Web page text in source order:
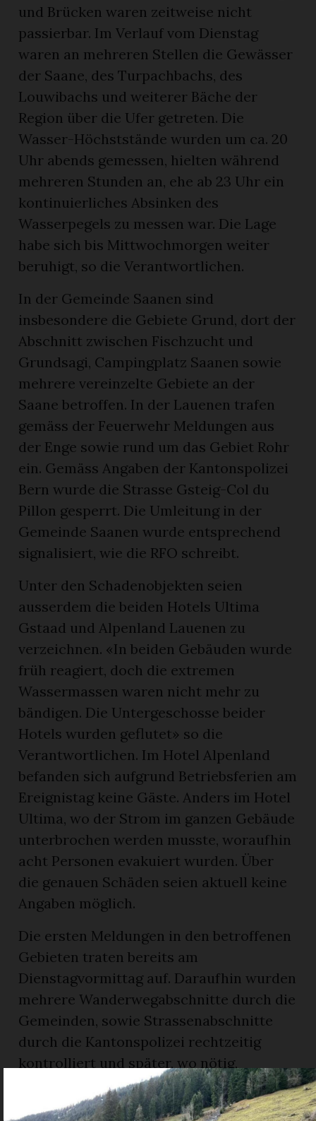
und Brücken waren zeitweise nicht
passierbar. Im Verlauf vom Dienstag
waren an mehreren Stellen die Gewässer
der Saane, des Turpachbachs, des
Louwibachs und weiterer Bäche der
Region über die Ufer getreten. Die
Wasser-Höchststände wurden um ca. 20
Uhr abends gemessen, hielten während
mehreren Stunden an, ehe ab 23 Uhr ein
kontinuierliches Absinken des
Wasserpegels zu messen war. Die Lage
habe sich bis Mittwochmorgen weiter
beruhigt, so die Verantwortlichen.
In der Gemeinde Saanen sind
insbesondere die Gebiete Grund, dort der
Abschnitt zwischen Fischzucht und
Grundsagi, Campingplatz Saanen sowie
mehrere vereinzelte Gebiete an der
Saane betroffen. In der Lauenen trafen
gemäss der Feuerwehr Meldungen aus
der Enge sowie rund um das Gebiet Rohr
ein. Gemäss Angaben der Kantonspolizei
Bern wurde die Strasse Gsteig-Col du
Pillon gesperrt. Die Umleitung in der
Gemeinde Saanen wurde entsprechend
signalisiert, wie die RFO schreibt.
Unter den Schadenobjekten seien
ausserdem die beiden Hotels Ultima
Gstaad und Alpenland Lauenen zu
verzeichnen. «In beiden Gebäuden wurde
früh reagiert, doch die extremen
Wassermassen waren nicht mehr zu
bändigen. Die Untergeschosse beider
Hotels wurden geflutet» so die
Verantwortlichen. Im Hotel Alpenland
befanden sich aufgrund Betriebsferien am
Ereignistag keine Gäste. Anders im Hotel
Ultima, wo der Strom im ganzen Gebäude
unterbrochen werden musste, woraufhin
acht Personen evakuiert wurden. Über
die genauen Schäden seien aktuell keine
Angaben möglich.
Die ersten Meldungen in den betroffenen
Gebieten traten bereits am
Dienstagvormittag auf. Daraufhin wurden
mehrere Wanderwegabschnitte durch die
Gemeinden, sowie Strassenabschnitte
durch die Kantonspolizei rechtzeitig
kontrolliert und später, wo nötig,
gesperrt, so die RFO.
Inzwischen ist die Oeyetlistrasse wieder